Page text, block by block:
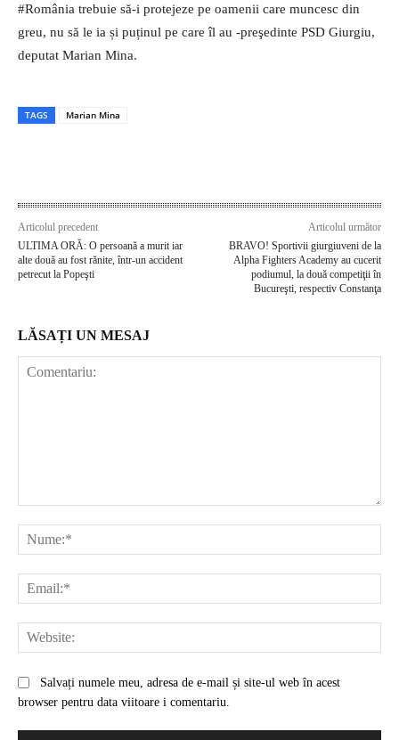
#România trebuie să-i protejeze pe oamenii care muncesc din
greu, nu să le ia și puținul pe care îl au -preşedinte PSD Giurgiu,
deputat Marian Mina.
TAGS Marian Mina
Articolul precedent
ULTIMA ORĂ: O persoană a murit iar
alte două au fost rănite, într-un accident
petrecut la Popeşti
Articolul următor
BRAVO! Sportivii giurgiuveni de la
Alpha Fighters Academy au cucerit
podiumul, la două competiţii în
Bucureşti, respectiv Constanţa
LĂSAȚI UN MESAJ
Salvați numele meu, adresa de e-mail și site-ul web în acest
browser pentru data viitoare i comentariu.